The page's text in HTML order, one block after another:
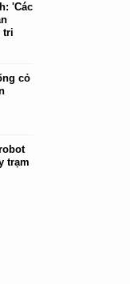
'Các
tri
cỏ
trạm